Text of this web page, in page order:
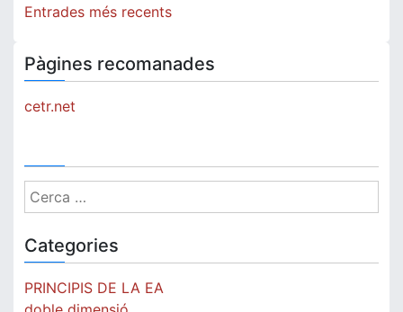
la
Entrades més recents
Pàgines recomanades
cetr.net
Cerca:
Categories
PRINCIPIS DE LA EA